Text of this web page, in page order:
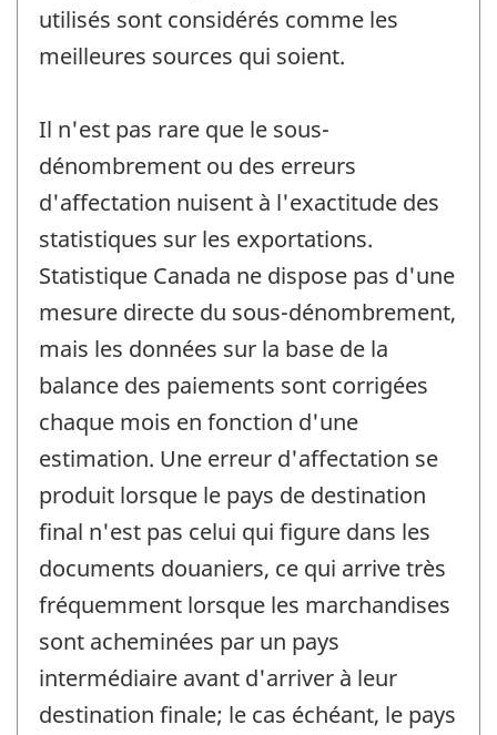
utilisés sont considérés comme les
meilleures sources qui soient.
Il n'est pas rare que le sous-
dénombrement ou des erreurs
d'affectation nuisent à l'exactitude des
statistiques sur les exportations.
Statistique Canada ne dispose pas d'une
mesure directe du sous-dénombrement,
mais les données sur la base de la
balance des paiements sont corrigées
chaque mois en fonction d'une
estimation. Une erreur d'affectation se
produit lorsque le pays de destination
final n'est pas celui qui figure dans les
documents douaniers, ce qui arrive très
fréquemment lorsque les marchandises
sont acheminées par un pays
intermédiaire avant d'arriver à leur
destination finale; le cas échéant, le pays